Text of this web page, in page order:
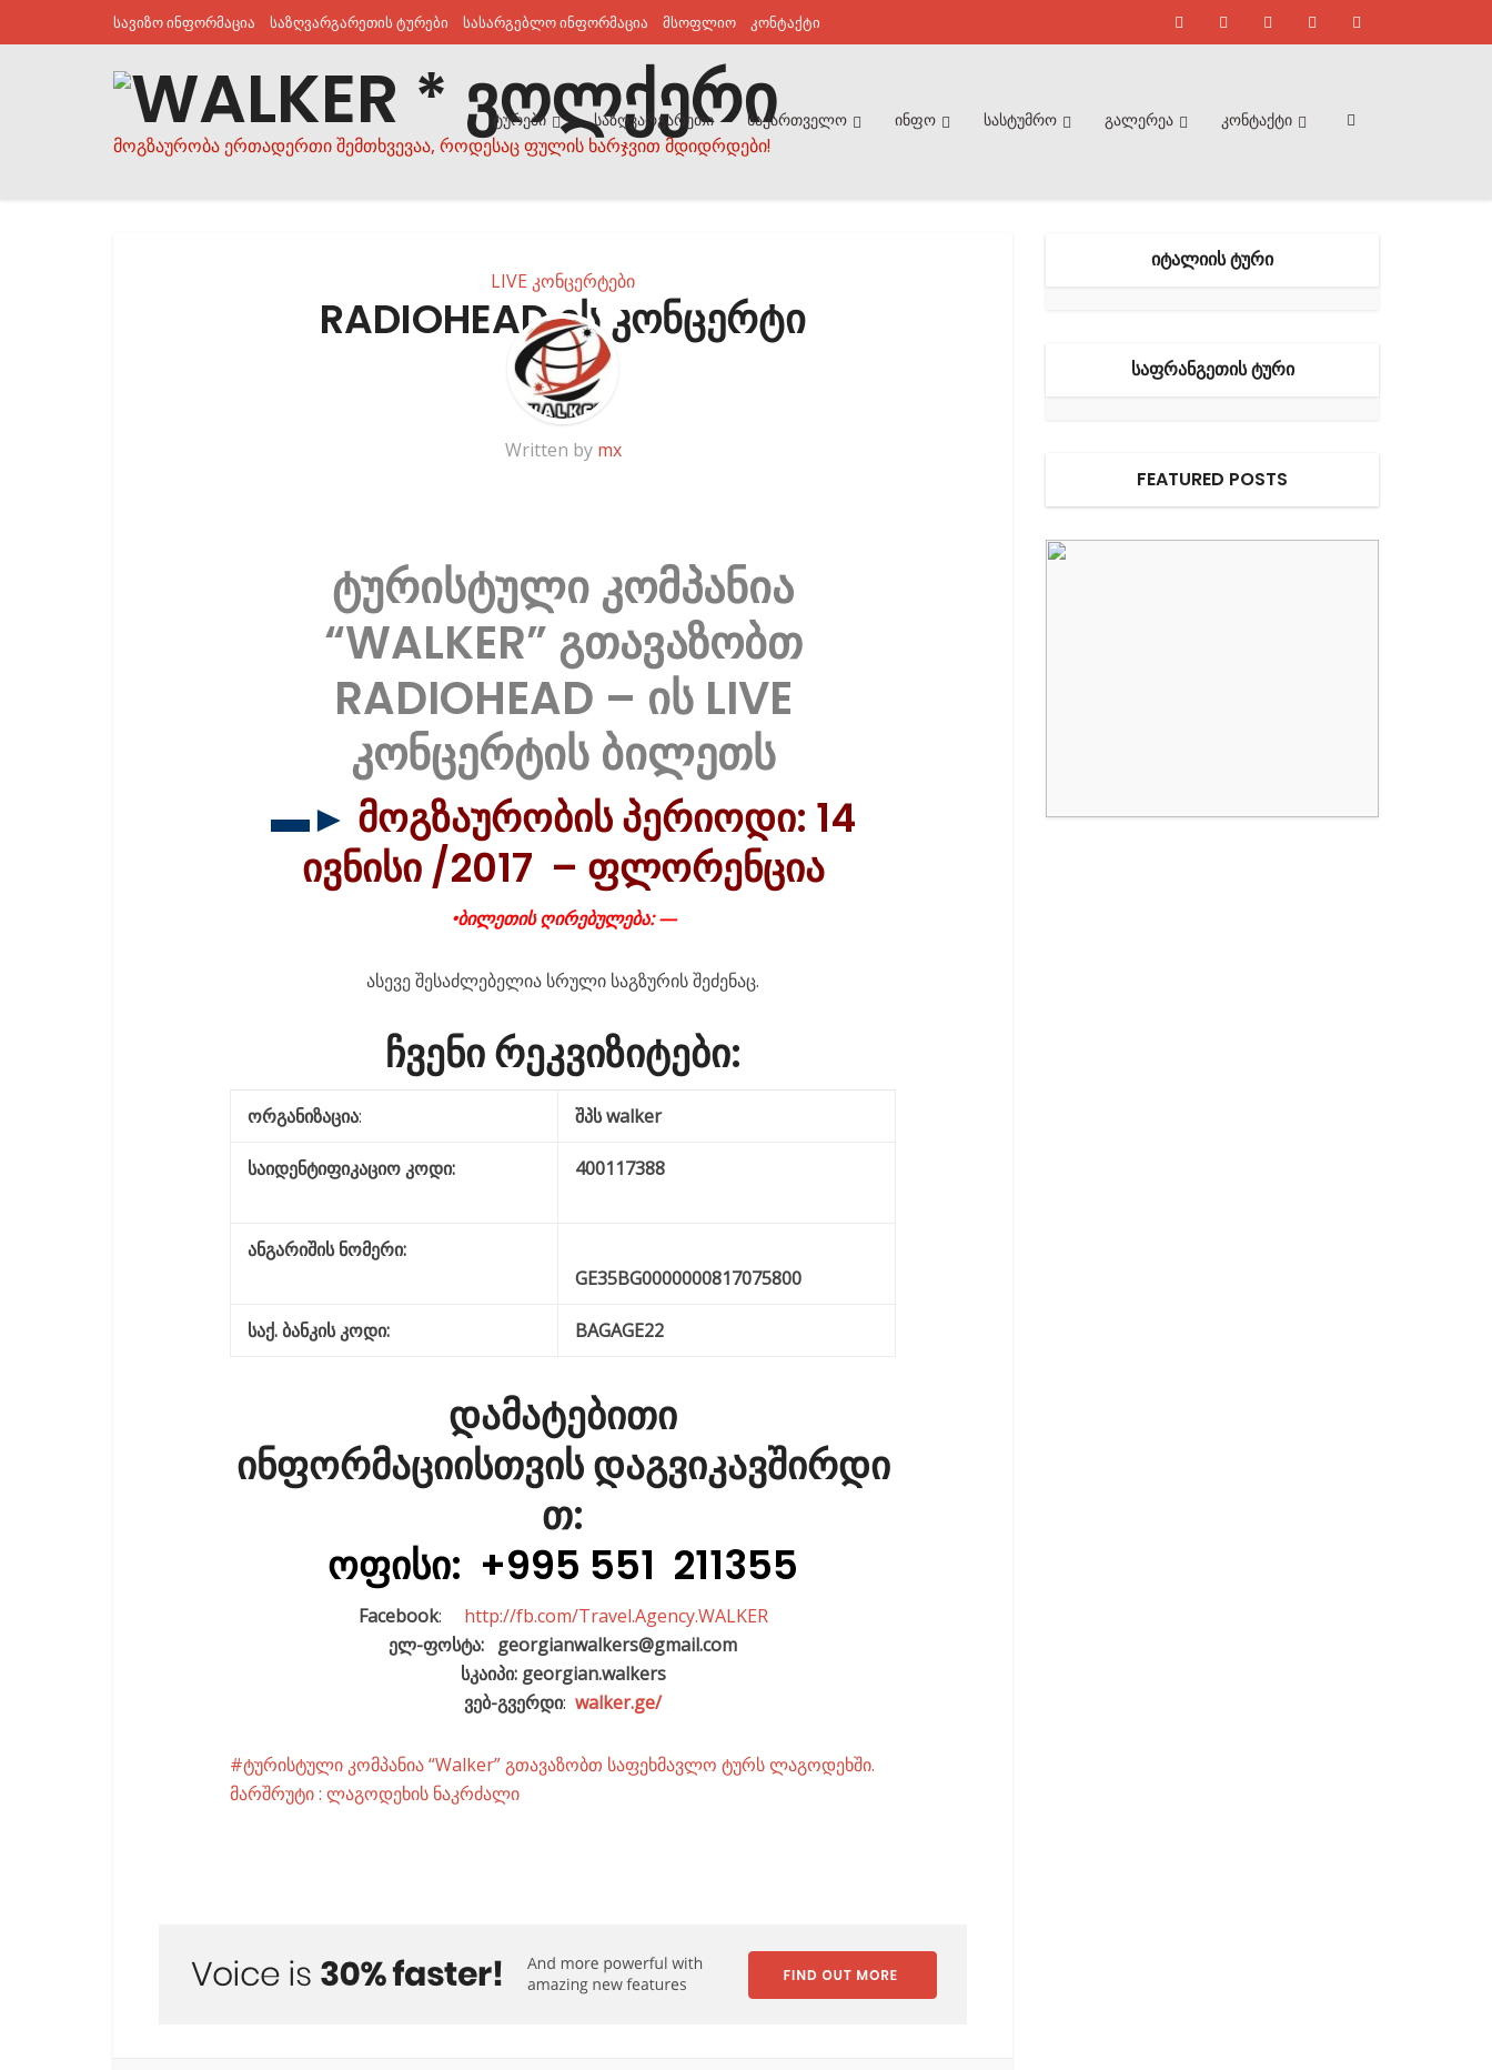
სავიზო ინფორმაცია საზღვარგარეთის ტურები სასარგებლო ინფორმაცია მსოფლიო კონტაქტი
მოგზაურობა ერთადერთი შემთხვევაა, როდესაც ფულის ხარჯვით მდიდრდები!
ტურები საზღვარგარეთი საქართველო ინფო სასტუმრო გალერეა კონტაქტი
LIVE კონცერტები
RADIOHEAD ის კონცერტი
Written by mx
ტურისტული კომპანია
“WALKER” გთავაზობთ
RADIOHEAD – ის LIVE
კონცერტის ბილეთს
▬► მოგზაურობის პერიოდი: 14
ივნისი /2017 – ფლორენცია
•ბილეთის ღირებულება: —
ასევე შესაძლებელია სრული საგზურის შეძენაც.
ჩვენი რეკვიზიტები:
ორგანიზაცია: შპს walker
საიდენტიფიკაციო კოდი: 400117388
ანგარიშის ნომერი:
GE35BG0000000817075800
საქ. ბანკის კოდი: BAGAGE22
დამატებითი
ინფორმაციისთვის დაგვიკავშირდი
თ:
ოფისი: +995 551 211355
Facebook: http://fb.com/Travel.Agency.WALKER
ელ-ფოსტა: georgianwalkers@gmail.com
სკაიპი: georgian.walkers
ვებ-გვერდი: walker.ge/
ტურისტული კომპანია “Walker” გთავაზობთ საფეხმავლო ტურს ლაგოდეხში.
მარშრუტი : ლაგოდეხის ნაკრძალი
ᲘᲢᲐᲚᲘᲘᲡ ᲢᲣᲠᲘ
ᲡᲐᲤᲠᲐᲜᲒᲔᲗᲘᲡ ᲢᲣᲠᲘ
FEATURED POSTS